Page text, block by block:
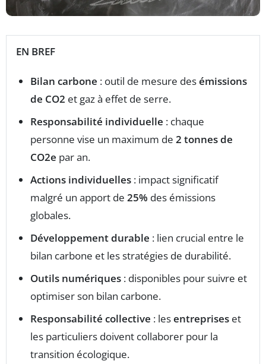
EN BREF
Bilan carbone : outil de mesure desémissions
de CO2 et gaz à effet de serre.
Responsabilité individuelle : chaque
personne vise un maximum de 2 tonnes de
CO2e par an.
Actions individuelles : impact significatif
malgré un apport de 25% des émissions
globales.
Développement durable : lien crucial entre le
bilan carbone et les stratégies de durabilité.
Outils numériques : disponibles pour suivre et
optimiser son bilan carbone.
Responsabilité collective : lesentreprises et
les particuliers doivent collaborer pour la
transition écologique.